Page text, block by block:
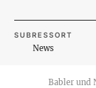
SUBRESSORT
News
Babler und